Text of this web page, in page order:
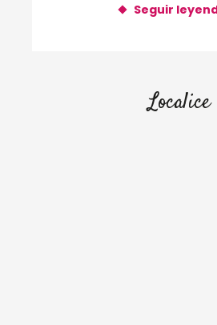
Seguir
Localice